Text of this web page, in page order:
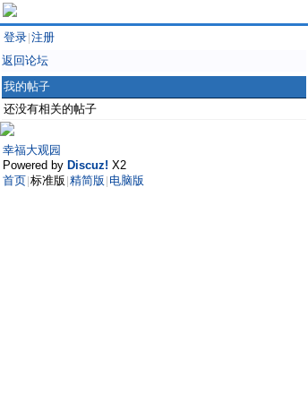
登录 注册
返回论坛
我的帖子
还没有相关的帖子
幸福大观园
Powered by Discuz! X2
首页 标准版 精简版 电脑版